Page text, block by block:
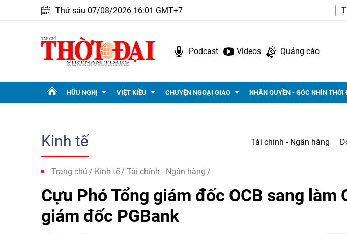
Thứ sáu 07/08/2026 16:01 GMT+7
Podcast Videos Quảng cáo
HỮU NGHỊ VIỆT KIỀU CHUYỆN NGOẠI GIAO NHÂN QUYỀN - GÓC NHÌN THỜI
Kinh tế Tài chính - Ngân hàng
Trang chủ Kinh tế Tài chính - Ngân hàng
Cựu Phó Tổng giám đốc OCB sang làm
giám đốc PGBank